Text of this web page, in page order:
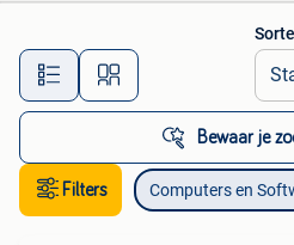
Alle
Bewaar je
Filters Computers en